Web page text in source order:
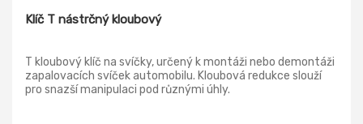
Klíč T nástrčný kloubový
T kloubový klíč na svíčky, určený k montáži nebo demontáži
zapalovacích svíček automobilu. Kloubová redukce slouží
pro snazší manipulaci pod různými úhly.